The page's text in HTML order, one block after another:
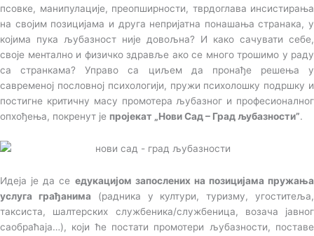
псовке, манипулације, преопширности, тврдоглава инсистирања
на својим позицијама и друга непријатна понашања странака, у
којима пука љубазност није довољна? И како сачувати себе,
своје ментално и физичко здравље ако се много трошимо у раду
са странкама? Управо са циљем да пронађе решења у
савременој пословној психологији, пружи психолошку подршку и
постигне критичну масу промотера љубазног и професионалног
опхођења, покренут је пројекат „Нови Сад – Град љубазности”.
Идеја је да се едукацијом запослених на позицијама пружања
услуга грађанима (радника у култури, туризму, угоститеља,
таксиста, шалтерских службеника/службеница, возача јавног
саобраћаја…), који ће постати промотери љубазности, поставе